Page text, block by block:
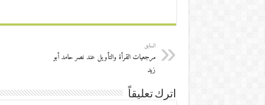
السابق
مرجعيات القرأة والتأويل عند نصر حامد أبو
زيد
اترك تعليقاً